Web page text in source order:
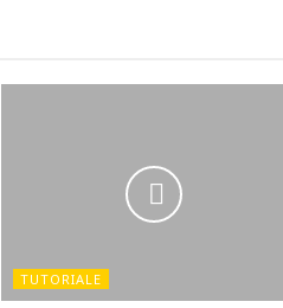
TUTORIALE